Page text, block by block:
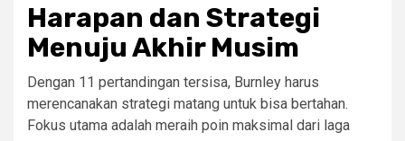
Harapan dan Strategi
Menuju Akhir Musim
Dengan 11 pertandingan tersisa, Burnley harus
merencanakan strategi matang untuk bisa bertahan.
Fokus utama adalah meraih poin maksimal dari laga